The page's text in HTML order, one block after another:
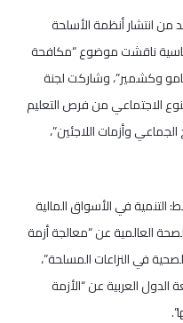
من انتشار أنظمة الأسلحة
ناقشت موضوع “مكافحة
جامو وكشمير”، وشاركت لجنة
الاجتماعي من فرص التعليم
وأزمات اللاجئين”،
في الأسواق المالية
العالمية عن “معالجة أزمة
في النزاعات المسلحة”،
العربية عن “الأزمة